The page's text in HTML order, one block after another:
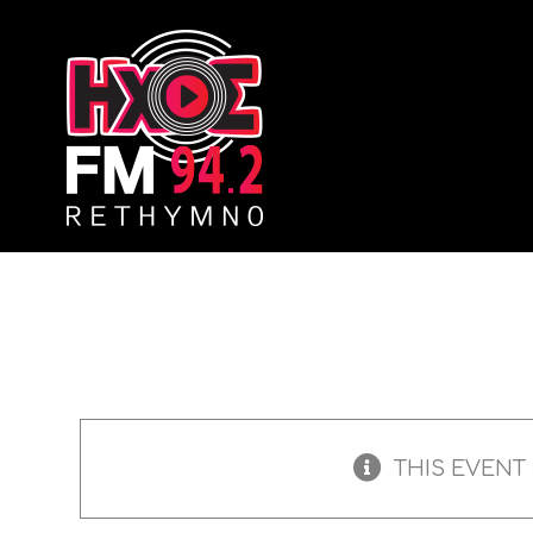
THIS EVENT